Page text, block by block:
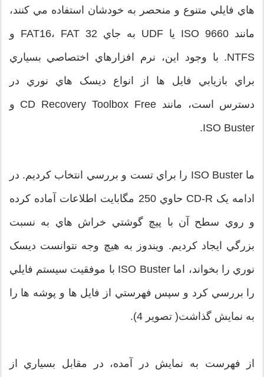
هاي فايلي متنوع و منحصر به خودشان استفاده مي کنند،
مانند ISO 9660 يا UDF به جاي FAT16، FAT 32 و
NTFS. با وجود اين، نرم افزارهاي اختصاصي بسياري
براي بازيابي فايل ها از انواع ديسک هاي نوري در
دسترس است، مانند CD Recovery Toolbox Free و
ISO Buster.
ما ISO Buster را براي تست و بررسي انتخاب کرديم. در
ادامه يک CD-R حاوي 250 مگابايت اطلاعات آماده کرده
و روي سطح آن با پيچ گوشتي خراش هاي به نسبت
بزرگي ايجاد کرديم. ويندوز به هيچ وجه نتوانست ديسک
نوري را بخواند، اما ISO Buster با موفقيت سيستم فايلي
را بررسي کرد و سپس فهرستي از فايل ها و پوشه ها را
به نمايش گذاشت( تصوير 4).
از فهرست به نمايش در آمده، در مقابل بسياري از